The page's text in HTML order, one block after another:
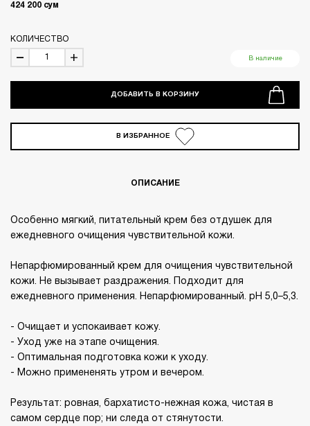
424 200 сум
КОЛИЧЕСТВО
В наличие
ДОБАВИТЬ В КОРЗИНУ
В ИЗБРАННОЕ
ОПИСАНИЕ
Особенно мягкий, питательный крем без отдушек для
ежедневного очищения чувствительной кожи.
Непарфюмированный крем для очищения чувствительной
кожи. Не вызывает раздражения. Подходит для
ежедневного применения. Непарфюмированный. pH 5,0–5,3.
- Очищает и успокаивает кожу.
- Уход уже на этапе очищения.
- Оптимальная подготовка кожи к уходу.
- Можно примененять утром и вечером.
Результат: ровная, бархатисто-нежная кожа, чистая в
самом сердце пор; ни следа от стянутости.